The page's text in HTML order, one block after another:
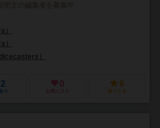
）
）
）
2
り
0
お気に入り
6
持ってる